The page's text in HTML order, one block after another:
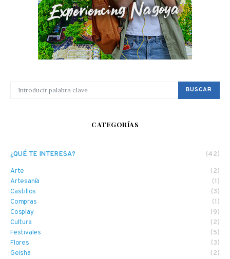
BUSCAR
CATEGORÍAS
¿QUÉ TE INTERESA? (42)
Arte
(2)
Artesanía
(1)
Castillos
(3)
Compras
(1)
Cosplay
(9)
Cultura
(2)
Festivales
(5)
Flores
(3)
Geisha
(2)